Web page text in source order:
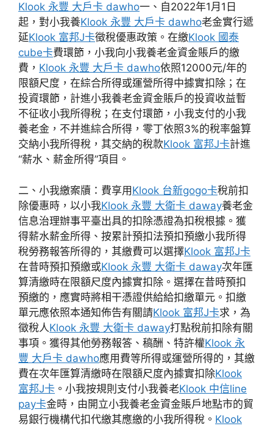
Klook 永豐 大戶卡 dawho一、自2022年1月1日
起，對小我養Klook 永豐 大戶卡 dawho老金實行遞
延Klook 富邦J卡徵稅優惠政策。在繳Klook 國泰
cube卡費環節，小我向小我養老金資金賬戶的繳
費， Klook 永豐 大戶卡 dawho依照12000元/年的
限額尺度，在綜合所得或運營所得中據實扣除；在
投資環節，計進小我養老金資金賬戶的投資收益暫
不征收小我所得稅；在支付環節，小我支付的小我
養老金，不并進綜合所得，零丁依照3%的稅率盤算
交納小我所得稅，其交納的稅款Klook 富邦J卡計進
“薪水、薪金所得”項目。
二、小我繳案牘：費享用Klook 台新gogo卡稅前扣
除優惠時，以小我Klook 永豐 大衛卡 daway養老金
信息治理辦事平臺出具的扣除憑證為扣稅根據。獲
得薪水薪金所得、按累計預扣法預扣預繳小我所得
稅勞務報答所得的，其繳費可以選擇Klook 富邦J卡
在昔時預扣預繳或Klook 永豐 大衛卡 daway次年匯
算清繳時在限額尺度內據實扣除。選擇在昔時預扣
預繳的，應實時將相干憑證供給給扣繳單元。扣繳
單元應依照本通知佈告有關請Klook 富邦J卡求，為
徵稅人Klook 永豐 大衛卡 daway打點稅前扣除有關
事項。獲得其他勞務報答、稿酬、特許權Klook 永
豐 大戶卡 dawho應用費等所得或運營所得的，其繳
費在次年匯算清繳時在限額尺度內據實扣除Klook
富邦J卡 。小我按規則支付小我養老Klook 中信line
pay卡金時，由開立小我養老金資金賬戶地點市的貿
易銀行機構代扣代繳其應繳的小我所得稅。 Klook